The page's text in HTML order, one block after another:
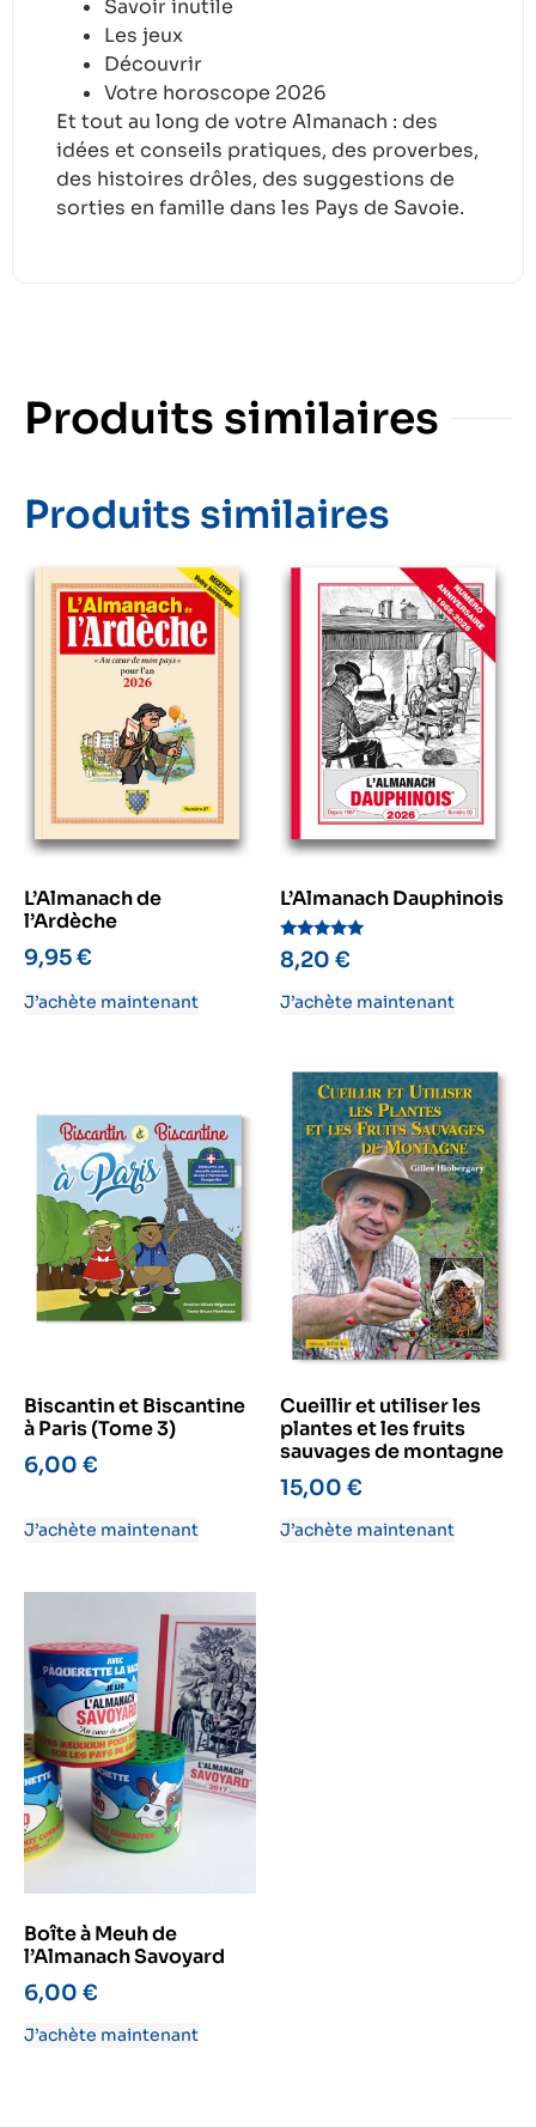
Savoir inutile
Les jeux
Découvrir
Votre horoscope 2026
Et tout au long de votre Almanach : des
idées et conseils pratiques, des proverbes,
des histoires drôles, des suggestions de
sorties en famille dans les Pays de Savoie.
Produits similaires
Produits similaires
L’Almanach de
l’Ardèche
9,95€
J’achète maintenant
L’Almanach Dauphinois
Note
5.00
8,20 €
J’achète maintenant
Biscantin et Biscantine
à Paris (Tome 3)
6,00 €
J’achète maintenant
Cueillir et utiliser les
plantes et les fruits
sauvages de montagne
15,00 €
J’achète maintenant
Boîte à Meuh de
l’Almanach Savoyard
6,00 €
J’achète maintenant